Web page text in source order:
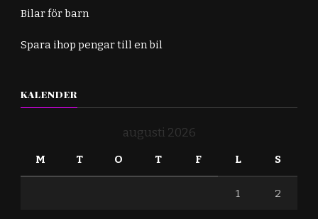
Bilar för barn
Spara ihop pengar till en bil
KALENDER
augusti 2026
M T O T F L S
1 2